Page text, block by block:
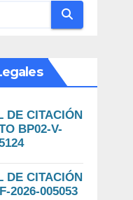
DE CITACIÓN
BP02-V-
DE CITACIÓN
2026-005053